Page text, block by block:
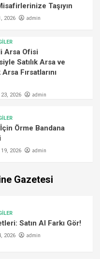
Taşıyın
2026 admin
Arsa Ofisi
Satılık Arsa ve
Arsa Fırsatlarını
2026 admin
Örme Bandana
2026 admin
Gazetesi
Satın Al Farkı Gör!
2026 admin